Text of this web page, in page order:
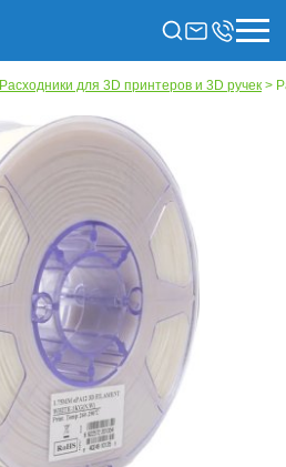
Расходники для 3D принтеров и 3D ручек >